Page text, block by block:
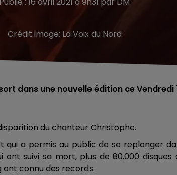
Crédit image: La Voix du Nord
dans une nouvelle édition ce Vendredi
du chanteur Christophe.
qui a permis au public de se replonger
ont suivi sa mort, plus de 80.000 disques
connu des records.